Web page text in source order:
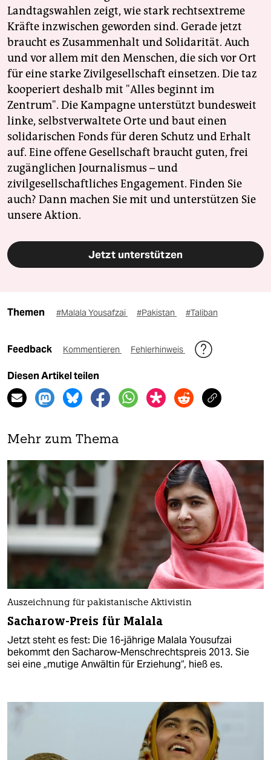
Landtagswahlen zeigt, wie stark rechtsextreme
Kräfte inzwischen geworden sind. Gerade jetzt
braucht es Zusammenhalt und Solidarität. Auch
und vor allem mit den Menschen, die sich vor Ort
für eine starke Zivilgesellschaft einsetzen. Die taz
kooperiert deshalb mit "Alles beginnt im
Zentrum". Die Kampagne unterstützt bundesweit
linke, selbstverwaltete Orte und baut einen
solidarischen Fonds für deren Schutz und Erhalt
auf. Eine offene Gesellschaft braucht guten, frei
zugänglichen Journalismus – und
zivilgesellschaftliches Engagement. Finden Sie
auch? Dann machen Sie mit und unterstützen Sie
unsere Aktion.
Jetzt unterstützen
Themen #Malala Yousafzai #Pakistan #Taliban
Feedback Kommentieren Fehlerhinweis
Diesen Artikel teilen
Mehr zum Thema
Auszeichnung für pakistanische Aktivistin
Sacharow-Preis für Malala
Jetzt steht es fest: Die 16-jährige Malala Yousufzai
bekommt den Sacharow-Menschrechtspreis 2013. Sie
sei eine „mutige Anwältin für Erziehung“, hieß es.